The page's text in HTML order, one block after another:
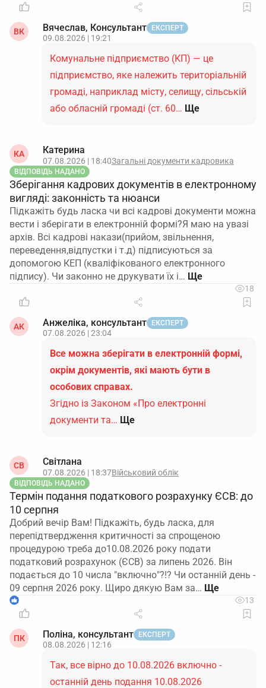
ВК Вячеслав, Консультант ЕКСПЕРТ
09.08.2026 | 19:21
Комунальне підприємство (КП) — це
підприємство, яке належить територіальній
громаді, наприклад місту, селищу, сільській
або обласній громаді (ст. 60… Ще
КА Катерина
07.08.2026 | 18:40Загальні документи кадровика
ВІДПОВІДЬ НАДАНО
Зберігання кадрових документів в електронному
вигляді: законність та нюанси
Підкажіть будь ласка чи всі кадрові документи можна
вести і зберігати в електронній формі?Я маю на увазі
архів. Всі кадрові накази(прийом, звільнення,
переведення,відпустки і т.д) підписуються за
допомогою КЕП (кваліфікованого електронного
підпису). Чи законно не друкувати їх і…
18
АК Анжеліка, консультант ЕКСПЕРТ
07.08.2026 | 23:04
Все можна зберігати в електронній формі,
окрім документів, які мають бути в
особових справах.
Згідно із Законом «Про електронні
документи та… Ще
СВ Світлана
07.08.2026 | 18:37Військовий облік
ВІДПОВІДЬ НАДАНО
Термін подання податкового розрахунку ЄСВ: до
10 серпня
Добрий вечір Вам! Підкажіть, будь ласка, для
перепідтвердження критичності за спрощеною
процедурою треба до10.08.2026 року подати
податковий розрахунок (ЄСВ) за липень 2026. Він
подається до 10 числа "включно"?!? Чи останній день -
09 серпня 2026 року. Щиро дякую Вам за…
1 13
ПК Поліна, консультант ЕКСПЕРТ
08.08.2026 | 12:16
Так, все вірно до 10.08.2026 включно -
останній день подання 10.08.2026